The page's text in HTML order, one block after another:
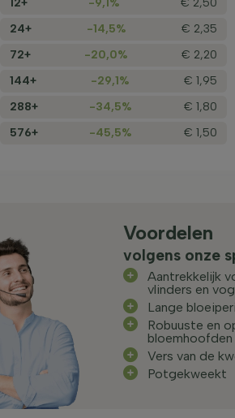
12+
-9,1%
€ 2,50
24+
-14,5%
€ 2,35
72+
-20,0%
€ 2,20
144+
-29,1%
€ 1,95
288+
-34,5%
€ 1,80
576+
-45,5% € 1,50
Voordelen
volgens onze
Aantrekkelijk
vlinders en
Lange
Robuuste en
bloemhoofden
Vers van de
Potgekweekt